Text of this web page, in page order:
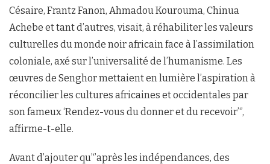
Césaire, Frantz Fanon, Ahmadou Kourouma, Chinua
Achebe et tant d’autres, visait, à réhabiliter les valeurs
culturelles du monde noir africain face à l’assimilation
coloniale, axé sur l’universalité de l’humanisme. Les
œuvres de Senghor mettaient en lumière l’aspiration à
réconcilier les cultures africaines et occidentales par
son fameux ‘Rendez-vous du donner et du recevoir’‘’,
affirme-t-elle.
Avant d’ajouter qu’‘’après les indépendances, des